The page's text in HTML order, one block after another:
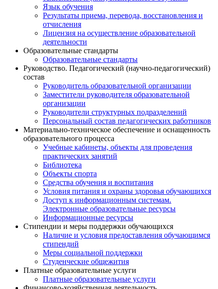
Язык обучения
Результаты приема, перевода, восстановления и
отчисления
Лицензия на осуществление образовательной
деятельности
Образовательные стандарты
Образовательные стандарты
Руководство. Педагогический (научно-педагогический)
состав
Руководитель образовательной организации
Заместители руководителя образовательной
организации
Руководители структурных подразделений
Персональный состав педагогических работников
Материально-техническое обеспечение и оснащенность
образовательного процесса
Учебные кабинеты, объекты для проведения
практических занятий
Библиотека
Объекты спорта
Средства обучения и воспитания
Условия питания и охраны здоровья обучающихся
Доступ к информационным системам.
Электронные образовательные ресурсы
Информационные ресурсы
Стипендии и меры поддержки обучающихся
Наличие и условия предоставления обучающимся
стипендий
Меры социальной поддержки
Студенческие общежития
Платные образовательные услуги
Платные образовательные услуги